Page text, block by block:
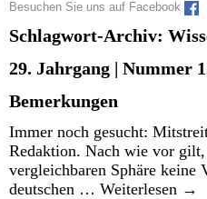
Besuchen Sie uns auf Facebook
Schlagwort-Archiv:
29. Jahrgang | Nummer
Bemerkungen
Immer noch gesucht:
Redaktion. Nach wie vor
vergleichbaren Sphäre keine
deutschen … Weiterlesen →